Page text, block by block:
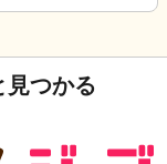
有できると思
的に思いま
的な思考が強
とばかり言っ
見つかる